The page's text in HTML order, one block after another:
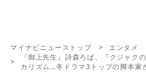
マイナビニューストップ エンタメ
『御上先生』詩森ろば、『クジャク
カリズム…冬ドラマ3トップの脚本家